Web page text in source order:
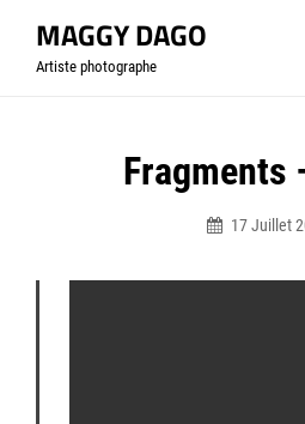
MAGGY DAGO
Artiste photographe
Fragments
17 Juillet
Navigation